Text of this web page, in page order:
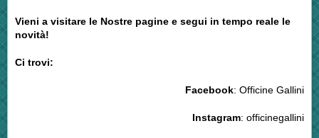
Vieni a visitare le Nostre pagine e segui in tempo reale le
novità!
Ci trovi:
Facebook: Officine Gallini
Instagram: officinegallini